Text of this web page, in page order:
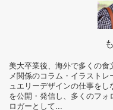
美大卒業後、海外で多くの
メ関係のコラム・イラスト
ュエリーデザインの仕事を
を公開・発信し、多くのフ
ロガーとして...